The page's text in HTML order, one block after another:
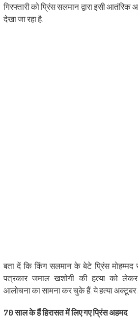
गिरफ्तारी को प्रिंस सलमान द्वारा इसी
देखा जा रहा है.
बता दें कि किंग सलमान के बेटे प्रिंस मोहम्मद
पत्रकार जमाल खशोगी की हत्या को लेकर
आलोचना का सामना कर चुके हैं. ये हत्या अक्टूबर
70 साल के हैं हिरासत में लिए गए प्रिंस अहमद